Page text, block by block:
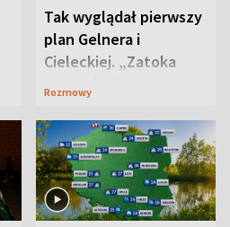
Tak wyglądał pierwszy
plan Gelnera i
Cieleckiej. „Zatoka
szpiegów” od razu ich
Rozmowy